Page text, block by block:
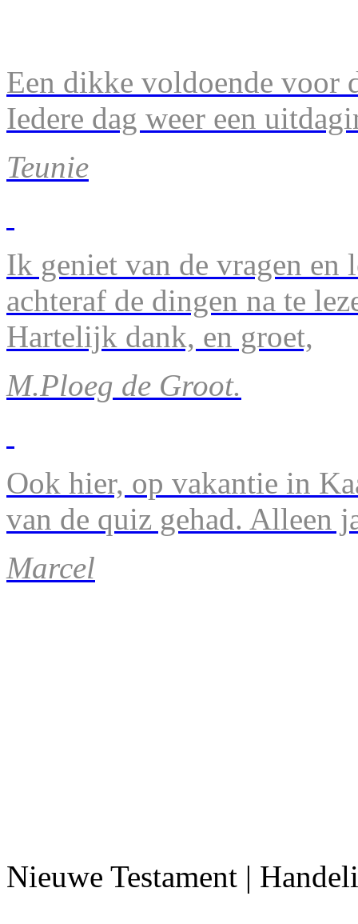
Een dikke voldoende voor
Iedere dag weer een
Teunie
Ik geniet van de vragen en
achteraf de dingen na te
Hartelijk dank, en groet,
M.Ploeg de Groot.
Ook hier, op vakantie in
van de quiz gehad. Alleen
Marcel
Nieuwe Testament |